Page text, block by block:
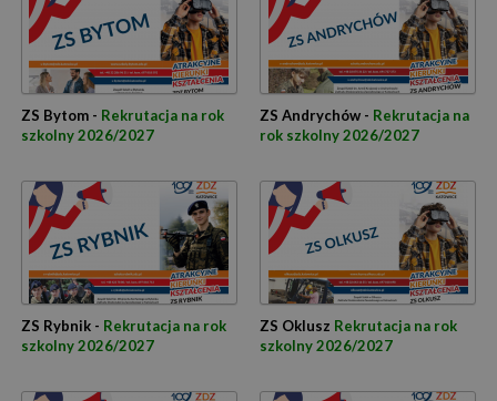
ZS Bytom - Rekrutacja na rok
szkolny 2026/2027
ZS Andrychów - Rekrutacja na
rok szkolny 2026/2027
ZS Rybnik - Rekrutacja na rok
szkolny 2026/2027
ZS Oklusz Rekrutacja na rok
szkolny 2026/2027